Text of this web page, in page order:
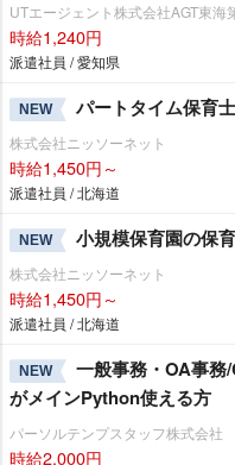
UTエージェント株式会社AGT東海
時給1,240円
派遣社員 / 愛知県
NEW パートタイム保育士
株式会社ニッソーネット
時給1,450円～
派遣社員 / 北海道
NEW 小規模保育園の保
株式会社ニッソーネット
時給1,450円～
派遣社員 / 北海道
NEW
一般事務・OA事務
がメインPython使える方
パーソルテンプスタッフ株式会社
時給2,000円